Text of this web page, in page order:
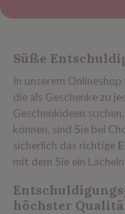
Süße
In unserem
die als Geschenke zu
Geschenkideen
können, sind Sie bei
sicherlich das richtige
mit dem Sie ein
höchster